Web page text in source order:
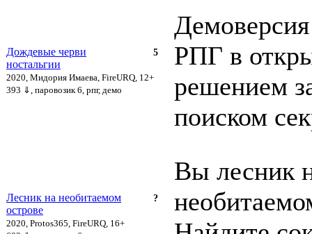
5
Дождевые черви
ностальгии
2020, Мидория Имаева, FireURQ, 12+
393 ⇓ , паровозик 6, рпг, демо
РПГ в
решением
поиском
?
Лесник на необитаемом
острове
2020, Protos365, FireURQ, 16+
Вы лесник